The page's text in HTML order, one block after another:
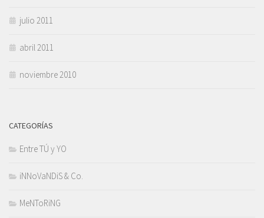
julio 2011
abril 2011
noviembre 2010
CATEGORÍAS
Entre TÚ y YO
iNNoVaNDiS & Co.
MeNToRiNG